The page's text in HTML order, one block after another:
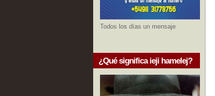
Todos los días un mensaje
¿Qué significa ieji hamelej?